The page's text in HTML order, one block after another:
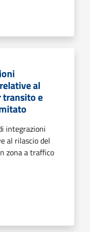
al
transito e
integrazioni
al rilascio del
zona a traffico